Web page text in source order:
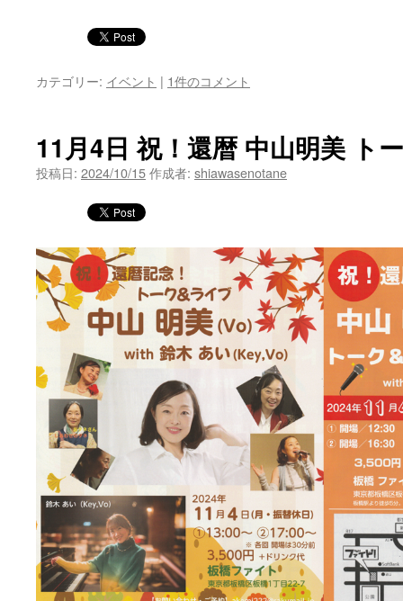
カテゴリー: イベント | 1件のコメント
11月4日 祝！還暦 中山明美 ト
投稿日: 2024/10/15作成者: shiawasenotane